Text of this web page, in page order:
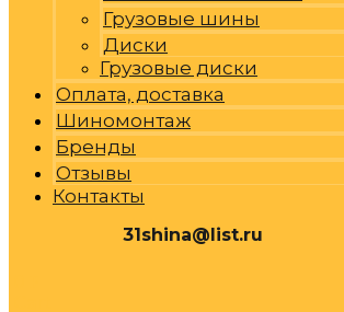
Грузовые шины
Диски
Грузовые диски
Оплата, доставка
Шиномонтаж
Бренды
Отзывы
Контакты
31shina@list.ru